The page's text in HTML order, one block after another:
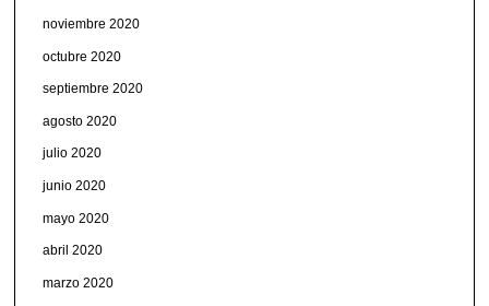
noviembre 2020
octubre 2020
septiembre 2020
agosto 2020
julio 2020
junio 2020
mayo 2020
abril 2020
marzo 2020